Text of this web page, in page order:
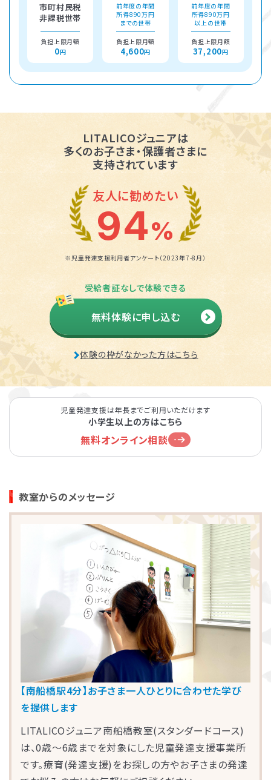
市町村民税
非課税世帯
負担上限月額
0円
前年度の年間
所得890万円
までの世帯
負担上限月額
4,600円
前年度の年間
所得890万円
以上の世帯
負担上限月額
37,200円
LITALICOジュニアは
多くのお子さま・保護者さまに
支持されています
友人に勧めたい
94%
※児童発達支援利用者アンケート（2023年7-8月）
受給者証なしで体験できる
無料体験に申し込む
体験の枠がなかった方はこちら
児童発達支援は年長までご利用いただけます
小学生以上の方はこちら
無料オンライン相談
教室からのメッセージ
【南船橋駅4分】お子さま一人ひとりに合わせた学び
を提供します
LITALICOジュニア南船橋教室(スタンダードコース)
は、0歳～6歳までを対象にした児童発達支援事業所
です。療育(発達支援)をお探しの方やお子さまの発達